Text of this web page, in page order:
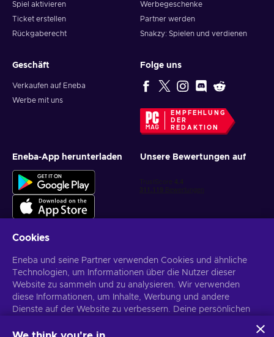
Spiel aktivieren
Ticket erstellen
Rückgaberecht
Werbegeschenke
Partner werden
Snakzy: Spielen und verdienen
Geschäft
Verkaufen auf Eneba
Werbe mit uns
Folge uns
EMPFEHLUNG
DER
REDAKTION
Eneba-App herunterladen Unsere Bewertungen auf
Abonnieren
Du kannst dich jederzeit wieder abmelden. Weitere Informationen in
Cookies
Eneba und seine Partner verwenden Cookies und ähnliche
Technologien, um Informationen über die Nutzer dieser
Website zu sammeln und zu analysieren. Wir verwenden
diese Informationen, um Inhalte, Werbung und andere
Dienste auf der Website zu verbessern. Deine persönlichen
verwendet werden.